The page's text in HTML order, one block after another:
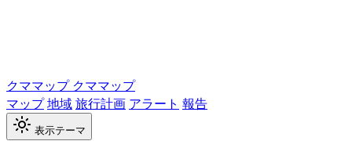
クママップ クママップ
マップ地域旅行計画 アラート 報告
表示テーマ